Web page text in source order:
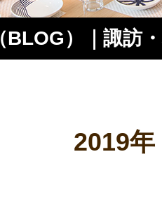
BLOG）｜諏訪
2019年